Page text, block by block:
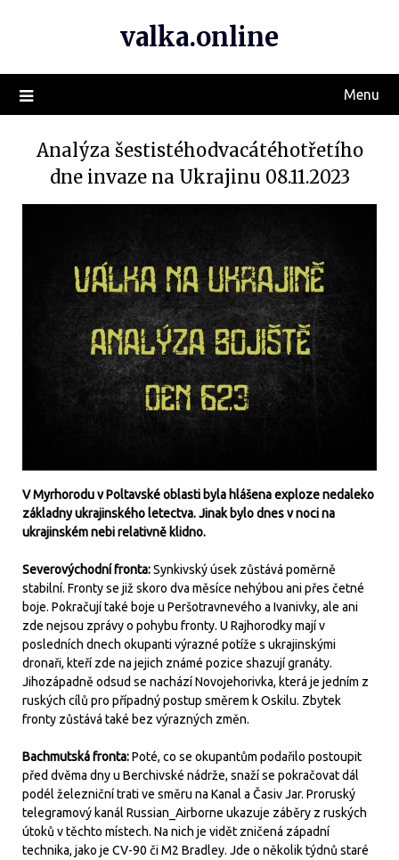
valka.online
Menu
Analýza šestistéhodvacátéhotřetího
dne invaze na Ukrajinu 08.11.2023
V Myrhorodu v Poltavské oblasti byla hlášena exploze nedaleko
základny ukrajinského letectva. Jinak bylo dnes v noci na
ukrajinském nebi relativně klidno.
Severovýchodní fronta:Synkivský úsek zůstává poměrně
stabilní. Fronty se již skoro dva měsíce nehýbou ani přes četné
boje. Pokračují také boje u Peršotravnevého a Ivanivky, ale ani
zde nejsou zprávy o pohybu fronty. U Rajhorodky mají v
posledních dnech okupanti výrazné potíže s ukrajinskými
dronaři, kteří zde na jejich známé pozice shazují granáty.
Jihozápadně odsud se nachází Novojehorivka, která je jedním z
ruských cílů pro případný postup směrem k Oskilu. Zbytek
fronty zůstává také bez výrazných změn.
Bachmutská fronta:Poté, co se okupantům podařilo postoupit
před dvěma dny u Berchivské nádrže, snaží se pokračovat dál
podél železniční trati ve směru na Kanal a Časiv Jar. Proruský
telegramový kanál Russian_Airborne ukazuje záběry z ruských
útoků v těchto místech. Na nich je vidět zničená západní
technika, jako je CV-90 či M2 Bradley. Jde o několik týdnů staré